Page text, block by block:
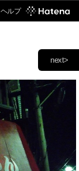
ヘルプ
next>